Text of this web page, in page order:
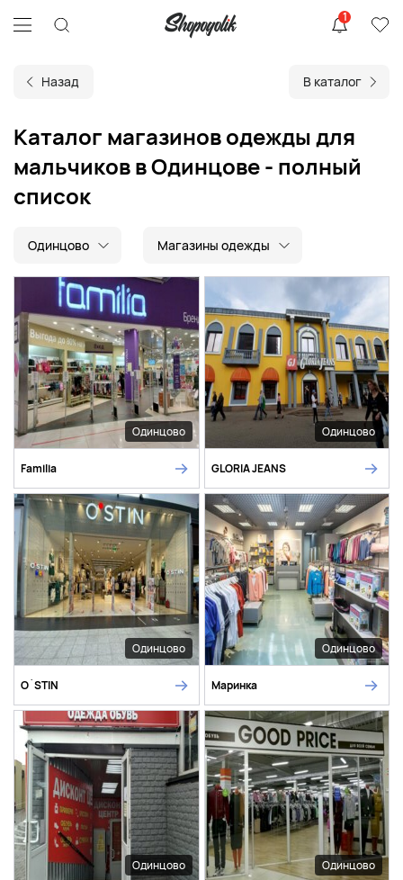
1
Назад В каталог
Каталог магазинов одежды для
мальчиков в Одинцове - полный
список
Одинцово Магазины одежды
Одинцово
Familia
Одинцово
GLORIA JEANS
Одинцово
O`STIN
Одинцово
Маринка
Одинцово Одинцово